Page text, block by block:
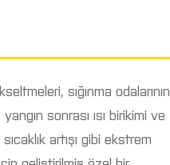
sığınma odalarının
sonrası ısı birikimi ve
artışı gibi ekstrem